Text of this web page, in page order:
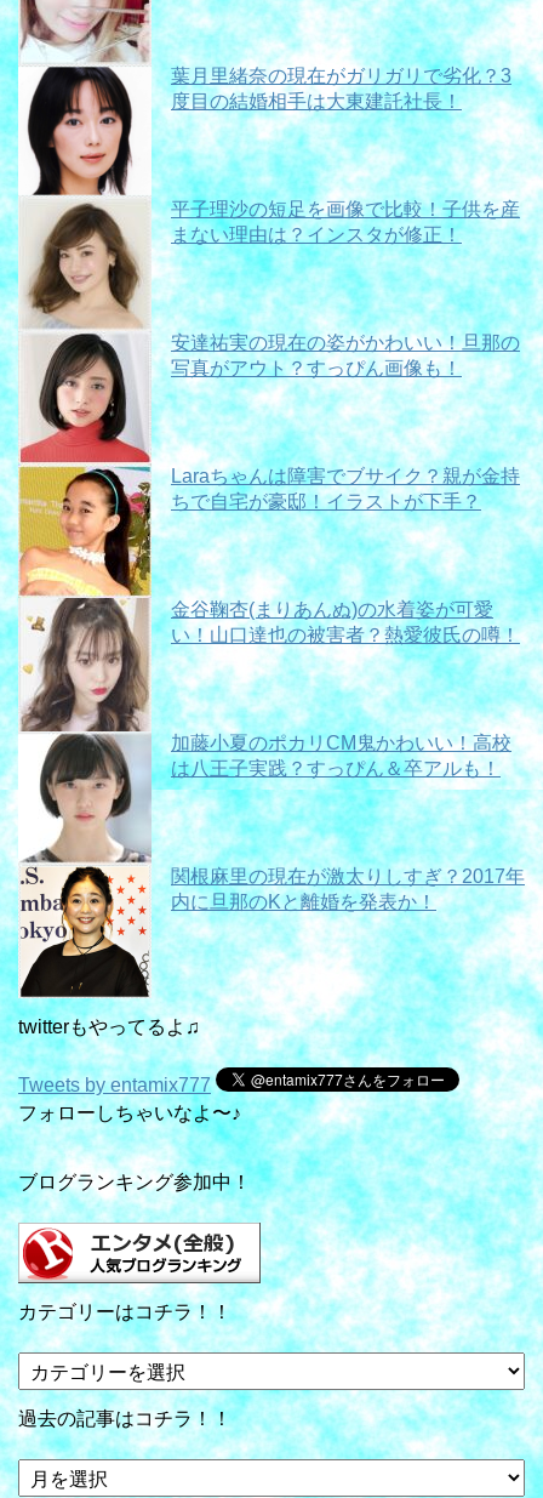
葉月里緒奈の現在がガリガリで劣化？3
度目の結婚相手は大東建託社長！
平子理沙の短足を画像で比較！子供を産
まない理由は？インスタが修正！
安達祐実の現在の姿がかわいい！旦那の
写真がアウト？すっぴん画像も！
Laraちゃんは障害でブサイク？親が金持
ちで自宅が豪邸！イラストが下手？
金谷鞠杏(まりあんぬ)の水着姿が可愛
い！山口達也の被害者？熱愛彼氏の噂！
加藤小夏のポカリCM鬼かわいい！高校
は八王子実践？すっぴん＆卒アルも！
関根麻里の現在が激太りしすぎ？2017年
内に旦那のKと離婚を発表か！
twitterもやってるよ♫
Tweets by entamix777
フォローしちゃいなよ〜♪
ブログランキング参加中！
カテゴリーはコチラ！！
カ
テ
ゴ
リ
ー
は
過去の記事はコチラ！！
過